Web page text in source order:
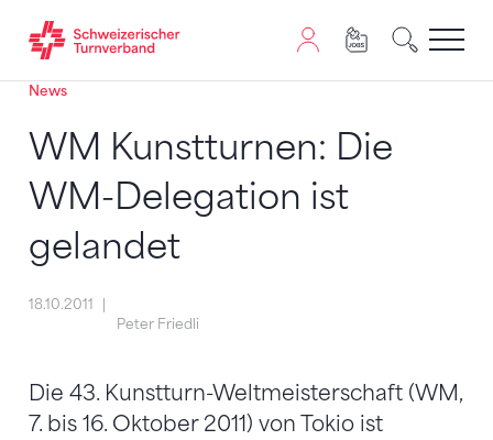
Zum Inhalt springen
Zur Sitemap navigieren
Zum Navigieren dieser Seite wird JavaScript benötigt.
News
WM Kunstturnen: Die
WM-Delegation ist
gelandet
18.10.2011
Peter Friedli
Die 43. Kunstturn-Weltmeisterschaft (WM,
7. bis 16. Oktober 2011) von Tokio ist